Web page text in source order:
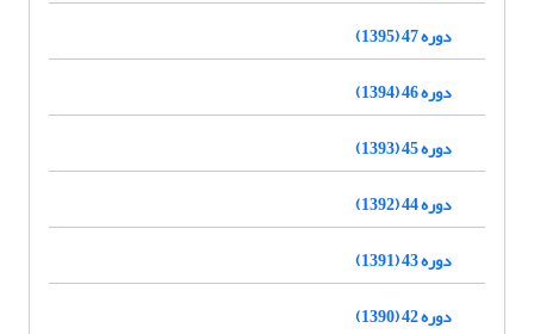
دوره 47 (1395)
دوره 46 (1394)
دوره 45 (1393)
دوره 44 (1392)
دوره 43 (1391)
دوره 42 (1390)